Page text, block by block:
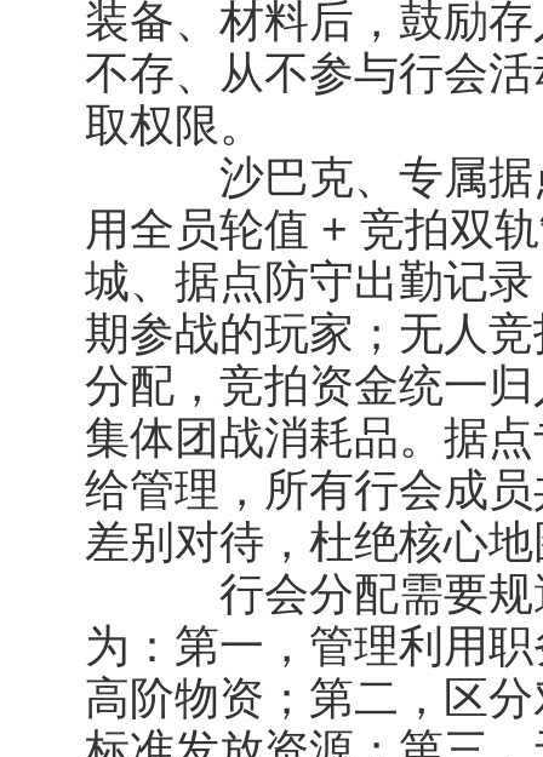
装备、材料后，鼓励
不存、从不参与行会
取权限。
沙巴克、专属据点
用全员轮值 + 竞拍双
城、据点防守出勤记
期参战的玩家；无人
分配，竞拍资金统一
集体团战消耗品。据
给管理，所有行会成
差别对待，杜绝核心
行会分配需要规避
为：第一，管理利用
高阶物资；第二，区